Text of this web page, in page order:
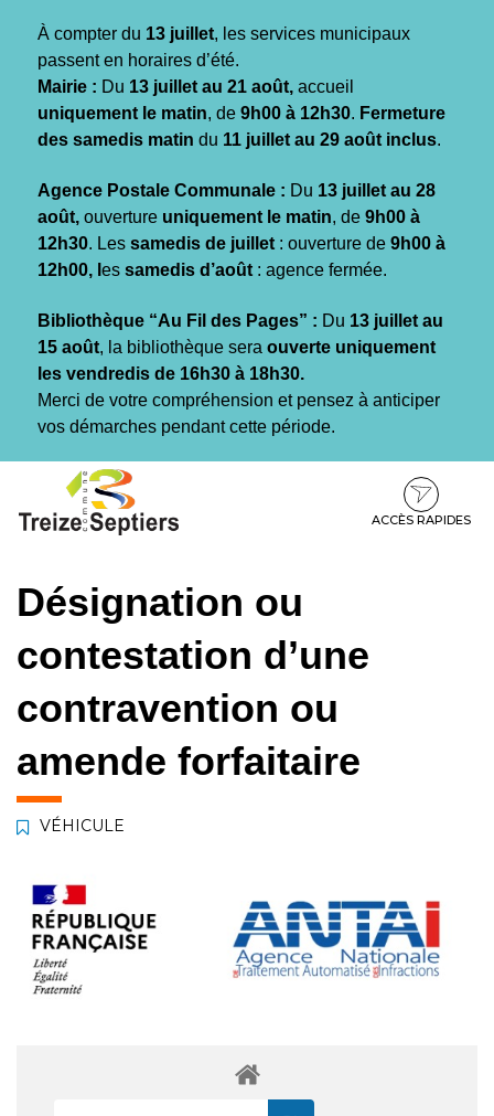
À compter du 13 juillet, les services municipaux
passent en horaires d’été.
Mairie : Du 13 juillet au 21 août, accueil
uniquement le matin, de 9h00 à 12h30. Fermeture
des samedis matin du 11 juillet au 29 août inclus.
Agence Postale Communale : Du 13 juillet au 28
août, ouverture uniquement le matin, de 9h00 à
12h30. Les samedis de juillet : ouverture de 9h00 à
12h00, l es samedis d’août : agence fermée.
Bibliothèque “Au Fil des Pages” : Du 13 juillet au
15 août, la bibliothèque sera ouverte uniquement
les vendredis de 16h30 à 18h30.
Merci de votre compréhension et pensez à anticiper
vos démarches pendant cette période.
contenu
pied
ACCÈS RAPIDES
Désignation ou
contestation d’une
contravention ou
amende forfaitaire
VÉHICULE